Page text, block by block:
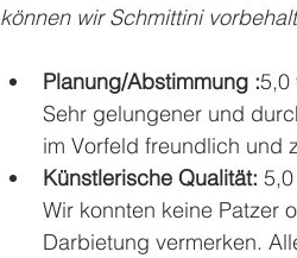
können wir Schmittini
Planung/Abstimmung :5,0
Sehr gelungener und
im Vorfeld freundlich und
Künstlerische Qualität:
Wir konnten keine Patzer
Darbietung vermerken.